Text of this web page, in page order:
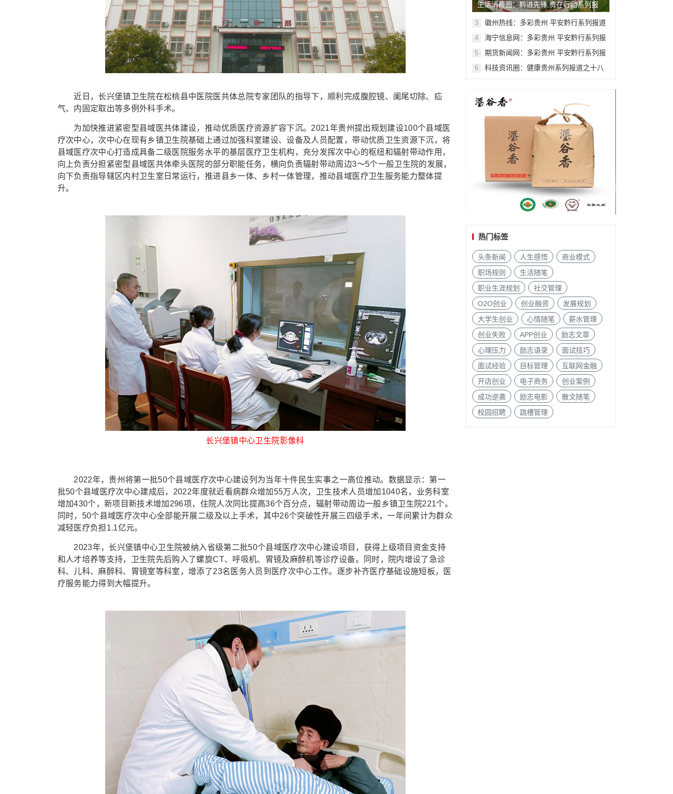
近日，长兴堡镇卫生院在松桃县中医院医共体总院专家团队的指导下，顺利完成腹腔镜、阑尾切除、疝
气、内固定取出等多例外科手术。
为加快推进紧密型县域医共体建设，推动优质医疗资源扩容下沉。2021年贵州提出规划建设100个县域医
疗次中心，次中心在现有乡镇卫生院基础上通过加强科室建设、设备及人员配置，带动优质卫生资源下沉，将
县域医疗次中心打造成具备二级医院服务水平的基层医疗卫生机构，充分发挥次中心的枢纽和辐射带动作用，
向上负责分担紧密型县域医共体牵头医院的部分职能任务，横向负责辐射带动周边3～5个一般卫生院的发展，
向下负责指导辖区内村卫生室日常运行，推进县乡一体、乡村一体管理，推动县域医疗卫生服务能力整体提
升。
长兴堡镇中心卫生院影像科
2022年，贵州将第一批50个县域医疗次中心建设列为当年十件民生实事之一高位推动。数据显示：第一
批50个县域医疗次中心建成后，2022年度就近看病群众增加55万人次，卫生技术人员增加1040名，业务科室
增加430个，新项目新技术增加296项，住院人次同比提高36个百分点，辐射带动周边一般乡镇卫生院221个。
同时，50个县域医疗次中心全部能开展二级及以上手术，其中26个突破性开展三四级手术，一年间累计为群众
减轻医疗负担1.1亿元。
2023年，长兴堡镇中心卫生院被纳入省级第二批50个县域医疗次中心建设项目，获得上级项目资金支持
和人才培养等支持，卫生院先后购入了螺旋CT、呼吸机、胃镜及麻醉机等诊疗设备。同时，院内增设了急诊
科、儿科、麻醉科、胃镜室等科室，增添了23名医务人员到医疗次中心工作。逐步补齐医疗基础设施短板，医
疗服务能力得到大幅提升。
生活消费圈：黔进先锋 贵在行动系列报
道之二
3
徽州热线：多彩贵州 平安黔行系列报道
4
海宁信息网：多彩贵州 平安黔行系列报
5
期货新闻网：多彩贵州 平安黔行系列报
6 科技资讯圈​​​​​​​：健康贵州系列报道之十八
热门标签
头条新闻 人生感悟
商业模式
职场规则
生活随笔
职业生涯规划
社交管理
O2O创业
创业融资
发展规划
大学生创业
心情随笔
薪水管理
创业失败
APP创业
励志文章
心理压力
励志语录
面试技巧
面试经验
目标管理
互联网金融
开店创业
电子商务
创业案例
成功逆袭
励志电影
散文随笔
校园招聘
跳槽管理